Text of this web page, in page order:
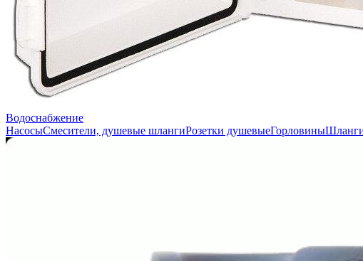
Водоснабжение
НасосыСмесители, душевые шлангиРозетки душевыеГорловины